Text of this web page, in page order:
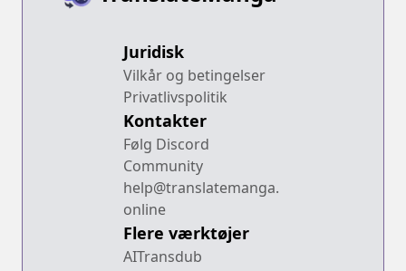
Juridisk
Vilkår og betingelser
Privatlivspolitik
Kontakter
Følg Discord
Community
help@translatemanga.
online
Flere værktøjer
AITransdub